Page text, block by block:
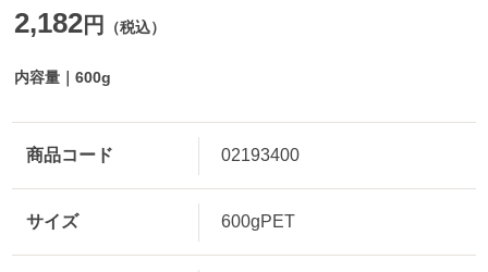
内容量｜600g
2,182円 （税込）
商品コード 02193400
サイズ 600gPET